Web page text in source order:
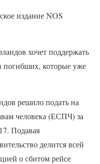
издание NOS
хочет поддержать
погибших, которые уже
решило подать на
человека (ЕСПЧ) за
Подавая
делится всей
о сбитом рейсе